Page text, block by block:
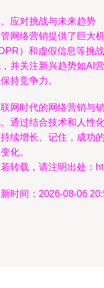
应对挑战与未来趋势
网络营销提供了巨大
）和虚假信息等挑
并关注新兴趋势如AI
持竞争力。
网时代的网络营销与
通过结合技术和人性
续增长。记住，成功
化。
转载，请注明出处：
时间：2026-08-06